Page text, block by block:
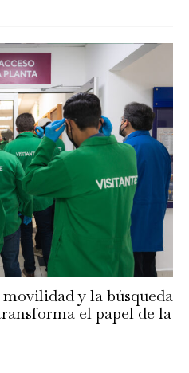
y la búsqueda
el papel de la